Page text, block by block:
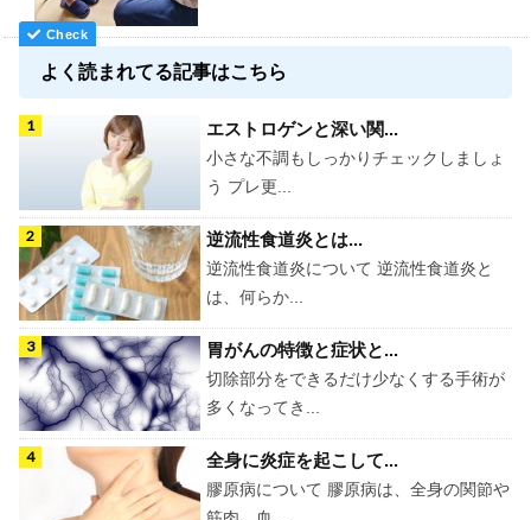
よく読まれてる記事はこちら
エストロゲンと深い関...
小さな不調もしっかりチェックしましょ
う プレ更...
逆流性食道炎とは...
逆流性食道炎について 逆流性食道炎と
は、何らか...
胃がんの特徴と症状と...
切除部分をできるだけ少なくする手術が
多くなってき...
全身に炎症を起こして...
膠原病について 膠原病は、全身の関節や